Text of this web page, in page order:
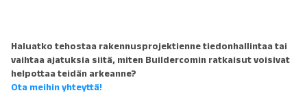
Haluatko tehostaa rakennusprojektienne tiedonhallintaa tai
vaihtaa ajatuksia siitä, miten Buildercomin ratkaisut voisivat
helpottaa teidän arkeanne?
Ota meihin yhteyttä!